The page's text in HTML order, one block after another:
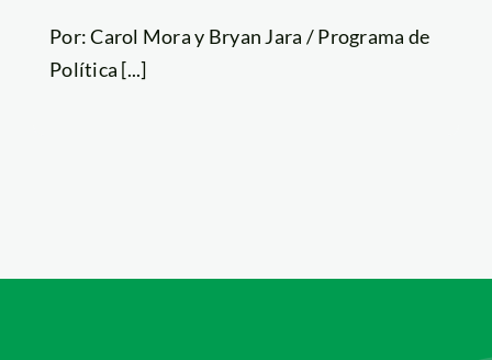
Por: Carol Mora y Bryan Jara / Programa de
Política [...]